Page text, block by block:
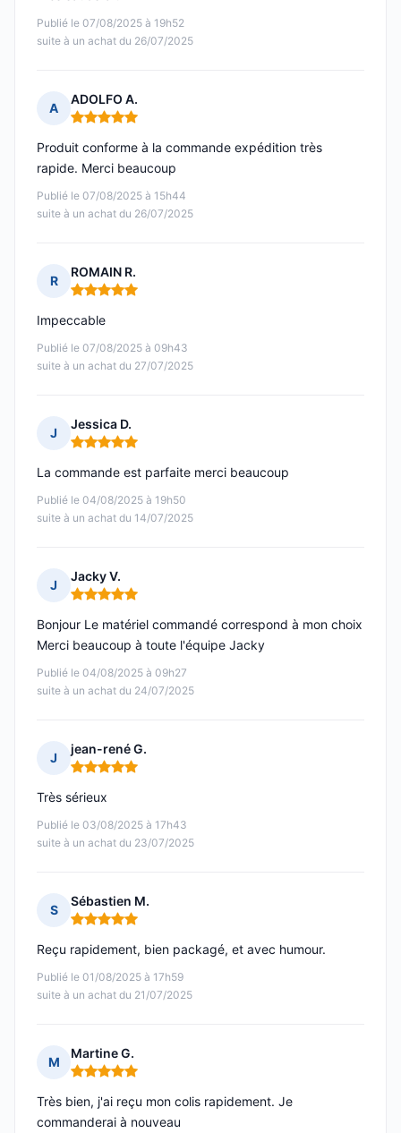
Publié le 07/08/2025 à 19h52
suite à un achat du 26/07/2025
A
ADOLFO A.
Note : 5 sur 5
Publié le 07/08/2025 à 15h44
suite à un achat du 26/07/2025
Produit conforme à la commande expédition très
rapide. Merci beaucoup
R
ROMAIN R.
Note : 5 sur 5
Publié le 07/08/2025 à 09h43
suite à un achat du 27/07/2025
Impeccable
J
Jessica D.
Note : 5 sur 5
Publié le 04/08/2025 à 19h50
suite à un achat du 14/07/2025
La commande est parfaite merci beaucoup
J
Jacky V.
Note : 5 sur 5
Publié le 04/08/2025 à 09h27
suite à un achat du 24/07/2025
Bonjour Le matériel commandé correspond à mon choix
Merci beaucoup à toute l'équipe Jacky
J
jean-rené G.
Note : 5 sur 5
Publié le 03/08/2025 à 17h43
suite à un achat du 23/07/2025
Très sérieux
S
Sébastien M.
Note : 5 sur 5
Publié le 01/08/2025 à 17h59
suite à un achat du 21/07/2025
Reçu rapidement, bien packagé, et avec humour.
M
Martine G.
Note : 5 sur 5
Très bien, j'ai reçu mon colis rapidement. Je
commanderai à nouveau